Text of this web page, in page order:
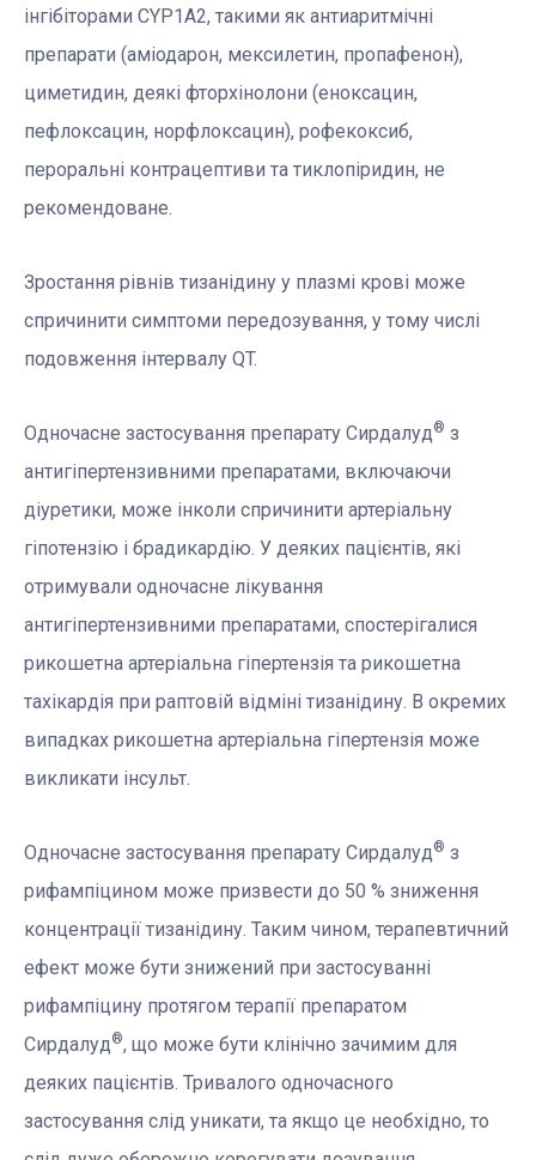
інгібіторами CYP1A2, такими як антиаритмічні
препарати (аміодарон, мексилетин, пропафенон),
циметидин, деякі фторхінолони (еноксацин,
пефлоксацин, норфлоксацин), рофекоксиб,
пероральні контрацептиви та тиклопіридин, не
рекомендоване.
Зростання рівнів тизанідину у плазмі крові може
спричинити симптоми передозування, у тому числі
подовження інтервалу QT.
Одночасне застосування препарату Сирдалуд® з
антигіпертензивними препаратами, включаючи
діуретики, може інколи спричинити артеріальну
гіпотензію і брадикардію. У деяких пацієнтів, які
отримували одночасне лікування
антигіпертензивними препаратами, спостерігалися
рикошетна артеріальна гіпертензія та рикошетна
тахікардія при раптовій відміні тизанідину. В окремих
випадках рикошетна артеріальна гіпертензія може
викликати інсульт.
Одночасне застосування препарату Сирдалуд® з
рифампіцином може призвести до 50 % зниження
концентрації тизанідину. Таким чином, терапевтичний
ефект може бути знижений при застосуванні
рифампіцину протягом терапії препаратом
Сирдалуд®, що може бути клінічно зачимим для
деяких пацієнтів. Тривалого одночасного
застосування слід уникати, та якщо це необхідно, то